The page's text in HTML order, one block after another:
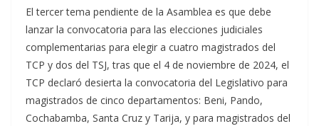
El tercer tema pendiente de la Asamblea es que debe
lanzar la convocatoria para las elecciones judiciales
complementarias para elegir a cuatro magistrados del
TCP y dos del TSJ, tras que el 4 de noviembre de 2024, el
TCP declaró desierta la convocatoria del Legislativo para
magistrados de cinco departamentos: Beni, Pando,
Cochabamba, Santa Cruz y Tarija, y para magistrados del